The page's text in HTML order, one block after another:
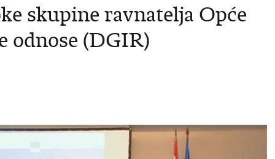
skupine ravnatelja Opće
odnose (DGIR)